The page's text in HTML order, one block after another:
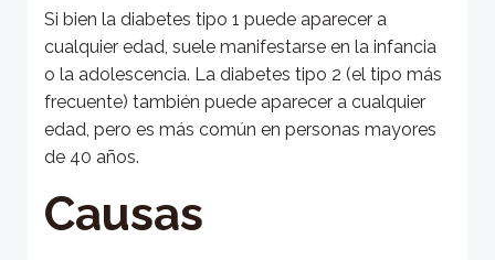
Si bien la diabetes tipo 1 puede aparecer a
cualquier edad, suele manifestarse en la infancia
o la adolescencia. La diabetes tipo 2 (el tipo más
frecuente) también puede aparecer a cualquier
edad, pero es más común en personas mayores
de 40 años.
Causas